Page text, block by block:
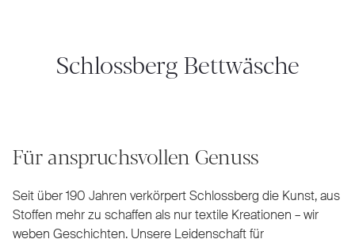
Schlossberg Bettwäsche
Für anspruchsvollen Genuss
Seit über 190 Jahren verkörpert Schlossberg die Kunst, aus
Stoffen mehr zu schaffen als nur textile Kreationen – wir
weben Geschichten. Unsere Leidenschaft für